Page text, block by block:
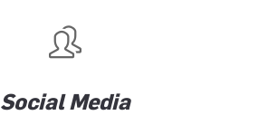
Social Media